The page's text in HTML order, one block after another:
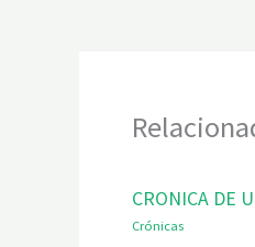
CRONICA DE
Crónicas